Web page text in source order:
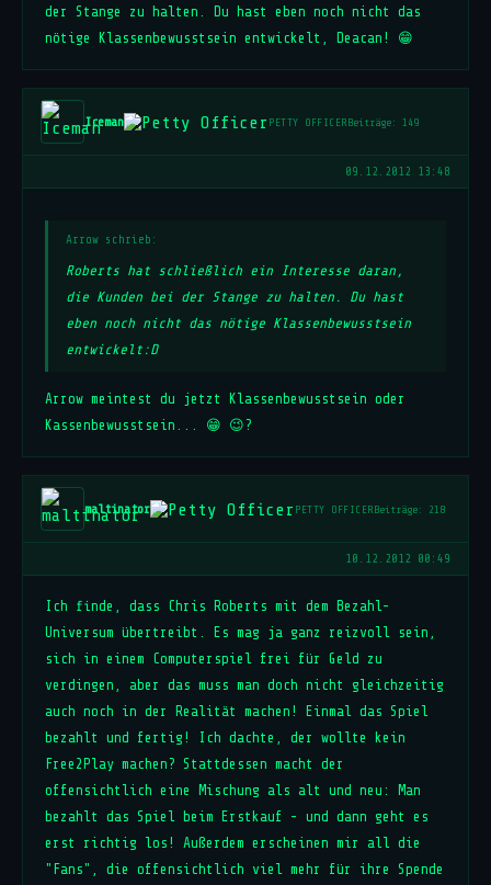
der Stange zu halten. Du hast eben noch nicht das
nötige Klassenbewusstsein entwickelt, Deacan! 😁
Iceman PETTY OFFICERBeiträge: 149
09.12.2012 13:48
Arrow schrieb:
Roberts hat schließlich ein Interesse daran,
die Kunden bei der Stange zu halten. Du hast
eben noch nicht das nötige Klassenbewusstsein
entwickelt:D
Arrow meintest du jetzt Klassenbewusstsein oder
Kassenbewusstsein... 😁 😉?
maltinator PETTY OFFICERBeiträge: 218
10.12.2012 00:49
Ich finde, dass Chris Roberts mit dem Bezahl-
Universum übertreibt. Es mag ja ganz reizvoll sein,
sich in einem Computerspiel frei für Geld zu
verdingen, aber das muss man doch nicht gleichzeitig
auch noch in der Realität machen! Einmal das Spiel
bezahlt und fertig! Ich dachte, der wollte kein
Free2Play machen? Stattdessen macht der
offensichtlich eine Mischung als alt und neu: Man
bezahlt das Spiel beim Erstkauf - und dann geht es
erst richtig los! Außerdem erscheinen mir all die
"Fans", die offensichtlich viel mehr für ihre Spende